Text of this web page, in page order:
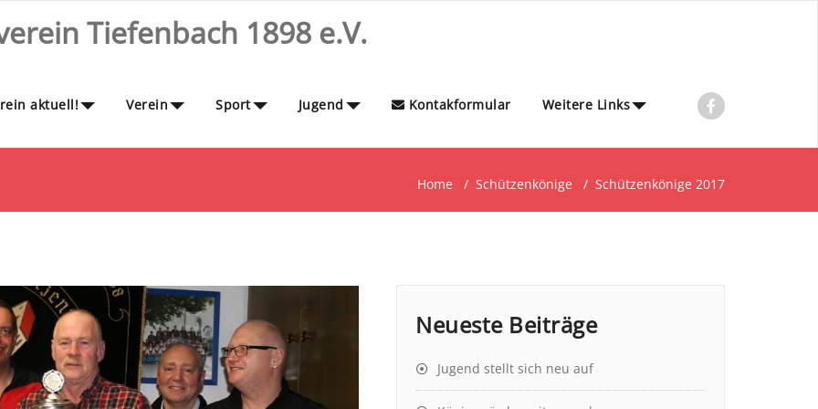
Tiefenbach 1898 e.V.
aktuell! Verein Sport Jugend Kontakformular Weitere Links
Home / Schützenkönige / Schützenkönige 2017
Neueste Beiträge
Jugend stellt sich neu auf